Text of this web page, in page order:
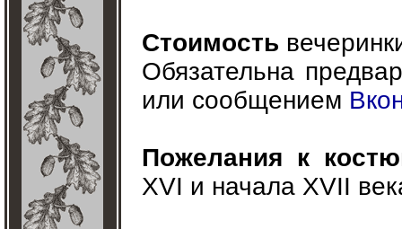
Стоимость
Обязательна
или сообщением
Пожелания к
XVI и начала XVII